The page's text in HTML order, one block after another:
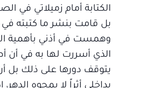
الكتابة أمام زميلاتي في
بل قامت بنشر ما كتبته
وهمست في أذني بأهمية
الذي أسررت لها به في أن
يتوقف دورها على ذلك بل
بداخلي أثراً لا يمحوه